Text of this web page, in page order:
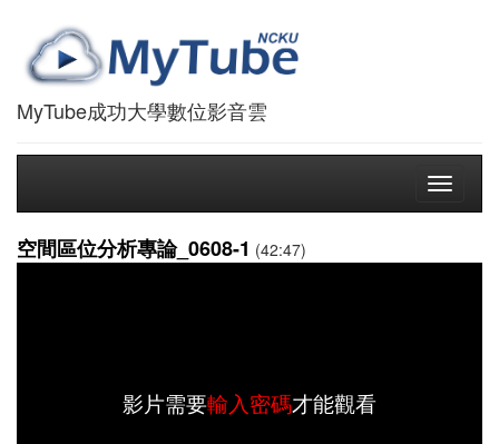
MyTube成功大學數位影音雲
Toggle
空間區位分析專論_0608-1 (42:47)
影片需要輸入密碼才能觀看